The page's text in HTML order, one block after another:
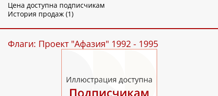
Цена доступна подписчикам
История продаж (1)
Флаги: Проект "Афазия" 1992 - 1995